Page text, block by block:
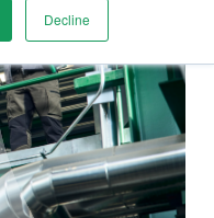
Decline